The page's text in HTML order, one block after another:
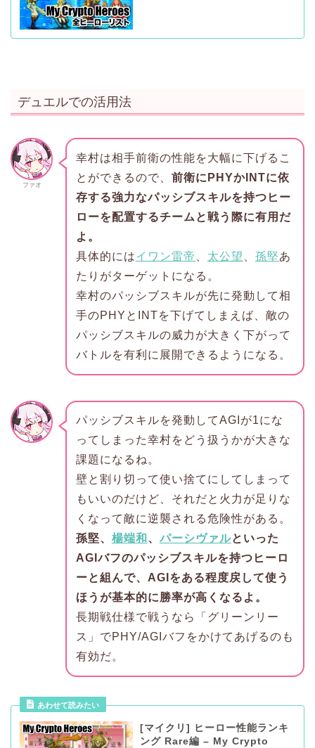
デュエルでの活用法
ファオ
幸村は相手前衛の性能を大幅に下げるこ
とができるので、 前衛にPHYかINTに依
存する強力なパッシブスキルを持つヒー
ローを配置するチームと戦う際に有用だ
よ。
具体的にはイワン雷帝 太公望 孫堅あ
たりがターゲットになる。
幸村のパッシブスキルが先に発動して相
手のPHYとINTを下げてしまえば、敵の
パッシブスキルの威力が大きく下がって
バトルを有利に展開できるようになる。
パッシブスキルを発動してAGIが1にな
ってしまった幸村をどう扱うかが大きな
課題になるね。
壁と割り切って使い捨てにしてしまって
もいいのだけど、それだと火力が足りな
くなって敵に逆襲される危険性がある。
孫堅、 楊端和 、 パーシヴァルといった
AGIバフのパッシブスキルを持つヒーロ
ーと組んで、AGIをある程度戻して使う
ほうが基本的に勝率が高くなるよ。
長期戦仕様で戦うなら「グリーンリー
ス」でPHY/AGIバフをかけてあげるのも
有効だ。
あわせて読みたい
[マイクリ] ヒーロー性能ランキ
ング Rare編 – My Crypto